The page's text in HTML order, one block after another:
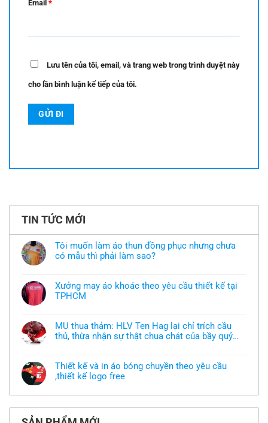
Email *
Lưu tên của tôi, email, và trang web trong trình duyệt này
cho lần bình luận kế tiếp của tôi.
TIN TỨC MỚI
Tôi muốn làm áo thun đồng phục nhưng chưa
có mẫu thì phải làm sao?
bình
luận
ở
áo
thun
đồng
chưa
có
mẫu
thì
làm
Xưởng may áo khoác theo yêu cầu thiết kế tại
TPHCM
bình
luận
ở
khoác
theo
yêu
thiết
tại
TPHCM
MU thua thảm: HLV Ten Hag lại chỉ trích cầu
thủ, thừa nhận sự thật chua chát của bầy quỷ
bình
luận
ở
thảm:
Hag
Thiết kế và in áo bóng chuyền theo yêu cầu
,thiết kế logo free
có
luận